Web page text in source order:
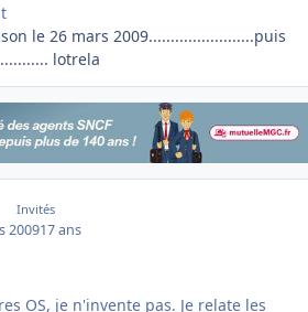
le 26 mars 2009........................puis
lotrela
Invités
200917 ans
OS, je n'invente pas. Je relate les